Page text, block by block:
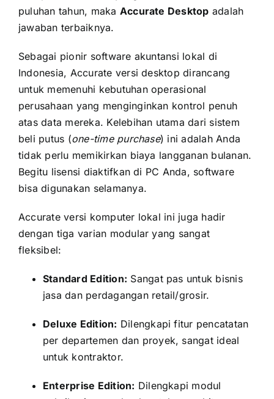
puluhan tahun, maka Accurate Desktop adalah
jawaban terbaiknya.
Sebagai pionir software akuntansi lokal di
Indonesia, Accurate versi desktop dirancang
untuk memenuhi kebutuhan operasional
perusahaan yang menginginkan kontrol penuh
atas data mereka. Kelebihan utama dari sistem
beli putus (one-time purchase) ini adalah Anda
tidak perlu memikirkan biaya langganan bulanan.
Begitu lisensi diaktifkan di PC Anda, software
bisa digunakan selamanya.
Accurate versi komputer lokal ini juga hadir
dengan tiga varian modular yang sangat
fleksibel:
Standard Edition: Sangat pas untuk bisnis
jasa dan perdagangan retail/grosir.
Deluxe Edition: Dilengkapi fitur pencatatan
per departemen dan proyek, sangat ideal
untuk kontraktor.
Enterprise Edition: Dilengkapi modul